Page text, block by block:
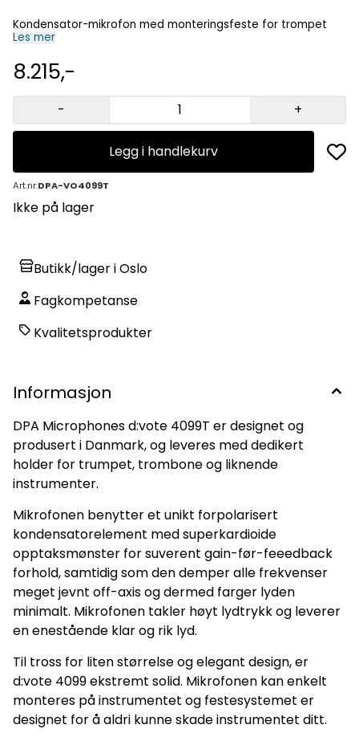
Kondensator-mikrofon med monteringsfeste for trompet
Les mer
8.215,-
- +
Legg i handlekurv
Art.nr:DPA-VO4099T
Ikke på lager
Butikk/lager i Oslo
Fagkompetanse
Kvalitetsprodukter
Informasjon
DPA Microphones d:vote 4099T er designet og
produsert i Danmark, og leveres med dedikert
holder for trumpet, trombone og liknende
instrumenter.
Mikrofonen benytter et unikt forpolarisert
kondensatorelement med superkardioide
opptaksmønster for suverent gain-før-feeedback
forhold, samtidig som den demper alle frekvenser
meget jevnt off-axis og dermed farger lyden
minimalt. Mikrofonen takler høyt lydtrykk og leverer
en enestående klar og rik lyd.
Til tross for liten størrelse og elegant design, er
d:vote 4099 ekstremt solid. Mikrofonen kan enkelt
monteres på instrumentet og festesystemet er
designet for å aldri kunne skade instrumentet ditt.